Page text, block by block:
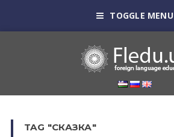
TOGGLE MENU
TAG "СКАЗКА"